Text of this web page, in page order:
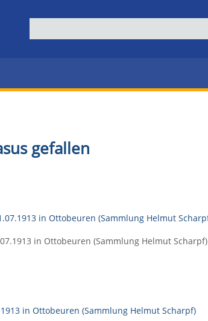
gefallen
in Ottobeuren (Sammlung Helmut Scharpf)